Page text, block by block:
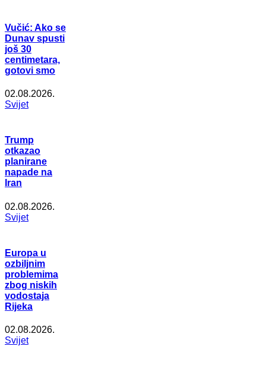
Vučić: Ako se
Dunav spusti
još 30
centimetara,
gotovi smo
02.08.2026.
Svijet
Trump
otkazao
planirane
napade na
Iran
02.08.2026.
Svijet
Europa u
ozbiljnim
problemima
zbog niskih
vodostaja
Rijeka
02.08.2026.
Svijet